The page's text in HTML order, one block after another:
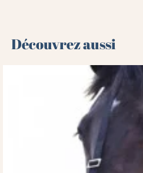
Découvrez aussi 🌻